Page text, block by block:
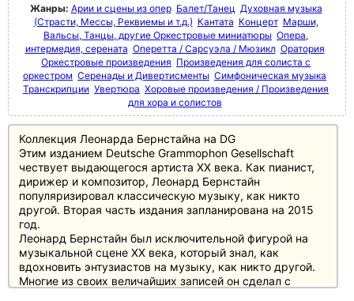
Жанры: Арии и сцены из опер Балет/Танец Духовная музыка
(Страсти, Мессы, Реквиемы и т.д.) Кантата Концерт Марши,
Вальсы, Танцы, другие Оркестровые миниатюры Опера,
интермедия, серената Оперетта / Сарсуэла / Мюзикл Оратория
Оркестровые произведения Произведения для солиста с
оркестром Серенады и Дивертисменты Симфоническая музыка
Транскрипции Увертюра Хоровые произведения / Произведения
для хора и солистов
Коллекция Леонарда Бернстайна на DG
Этим изданием Deutsche Grammophon Gesellschaft
чествует выдающегося артиста XX века. Как пианист,
дирижер и композитор, Леонард Бернстайн
популяризировал классическую музыку, как никто
другой. Вторая часть издания запланирована на 2015
год.
Леонард Бернстайн был исключительной фигурой на
музыкальной сцене XX века, который знал, как
вдохновить энтузиастов на музыку, как никто другой.
Многие из своих величайших записей он сделал с